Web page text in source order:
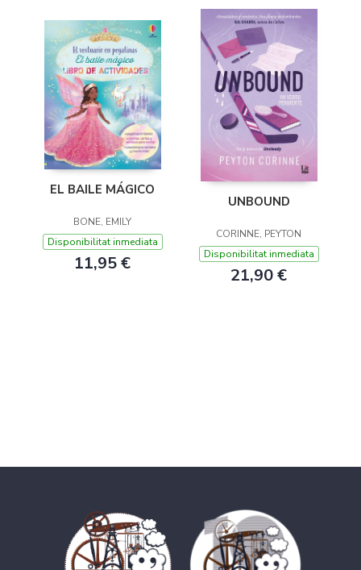
EL BAILE MÁGICO
BONE, EMILY
Disponibilitat inmediata
11,95 €
UNBOUND
CORINNE, PEYTON
Disponibilitat inmediata
21,90 €